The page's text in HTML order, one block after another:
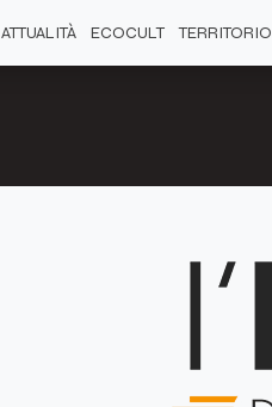
ATTUALITÀ ECOCULT TERRITORIO